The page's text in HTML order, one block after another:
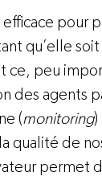
efficace
qu’elle
ce, peu
des agents
(monitoring)
qualité de
permet